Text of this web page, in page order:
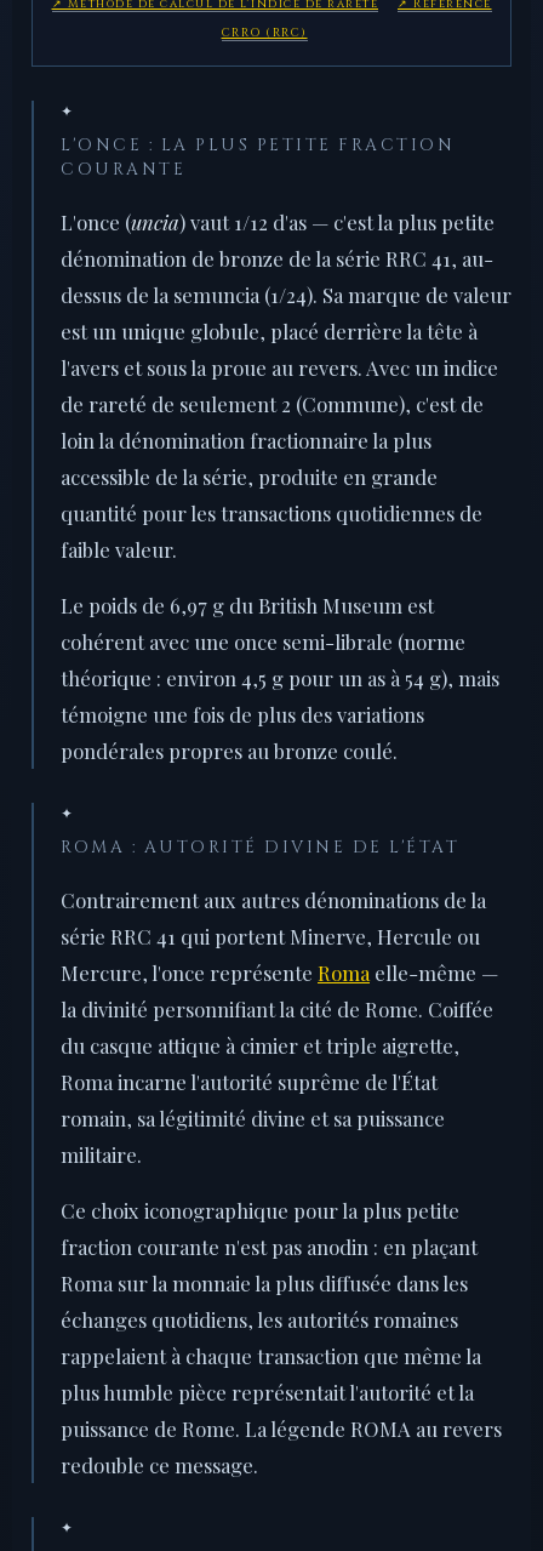
↗ Méthode de calcul de l'indice de rareté
↗ Référence
CRRO (RRC)
✦
L'ONCE : LA PLUS PETITE FRACTION
COURANTE
L'once (uncia) vaut 1/12 d'as — c'est la plus petite
dénomination de bronze de la série RRC 41, au-
dessus de la semuncia (1/24). Sa marque de valeur
est un unique globule, placé derrière la tête à
l'avers et sous la proue au revers. Avec un indice
de rareté de seulement 2 (Commune), c'est de
loin la dénomination fractionnaire la plus
accessible de la série, produite en grande
quantité pour les transactions quotidiennes de
faible valeur.
Le poids de 6,97 g du British Museum est
cohérent avec une once semi-librale (norme
théorique : environ 4,5 g pour un as à 54 g), mais
témoigne une fois de plus des variations
pondérales propres au bronze coulé.
✦
ROMA : AUTORITÉ DIVINE DE L'ÉTAT
Contrairement aux autres dénominations de la
série RRC 41 qui portent Minerve, Hercule ou
Mercure, l'once représente Roma elle-même —
la divinité personnifiant la cité de Rome. Coiffée
du casque attique à cimier et triple aigrette,
Roma incarne l'autorité suprême de l'État
romain, sa légitimité divine et sa puissance
militaire.
Ce choix iconographique pour la plus petite
fraction courante n'est pas anodin : en plaçant
Roma sur la monnaie la plus diffusée dans les
échanges quotidiens, les autorités romaines
rappelaient à chaque transaction que même la
plus humble pièce représentait l'autorité et la
puissance de Rome. La légende ROMA au revers
redouble ce message.
✦